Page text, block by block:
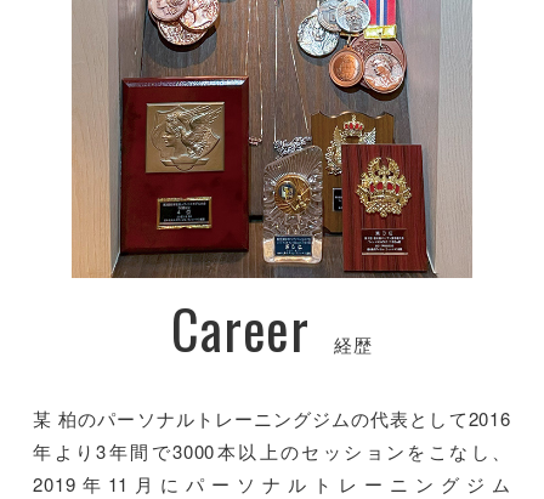
Career 経歴
某 柏のパーソナルトレーニングジムの代表として2016
年より3年間で3000本以上のセッションをこなし、
2019年11月にパーソナルトレーニングジム